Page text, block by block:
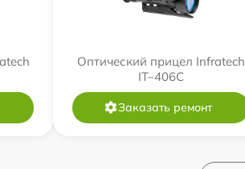
Оптический прицел Infratech
IT–406С
Заказать ремонт